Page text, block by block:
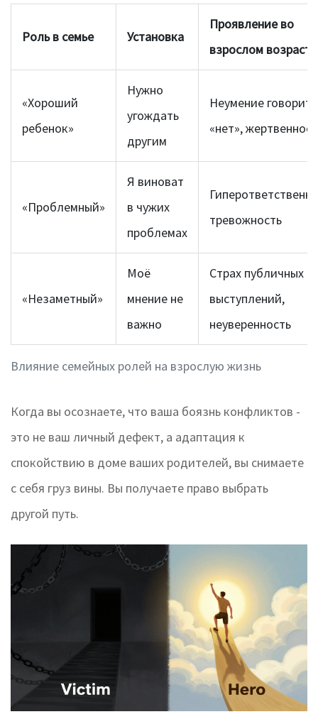
Влияние семейных ролей на взрослую жизнь
Роль в семье Установка
Проявление во
взрослом возрасте
«Хороший
ребенок»
Нужно
угождать
другим
Неумение говорить
«нет»,
«Проблемный»
Я виноват
в чужих
проблемах
тревожность
«Незаметный»
Моё
мнение не
важно
Страх публичных
выступлений,
неуверенность
Когда вы осознаете, что ваша боязнь конфликтов -
это не ваш личный дефект, а адаптация к
спокойствию в доме ваших родителей, вы снимаете
с себя груз вины. Вы получаете право выбрать
другой путь.